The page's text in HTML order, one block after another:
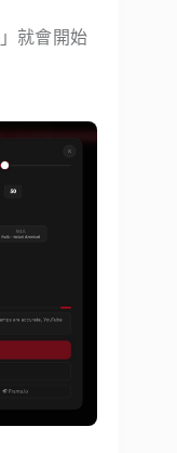
」就會開始